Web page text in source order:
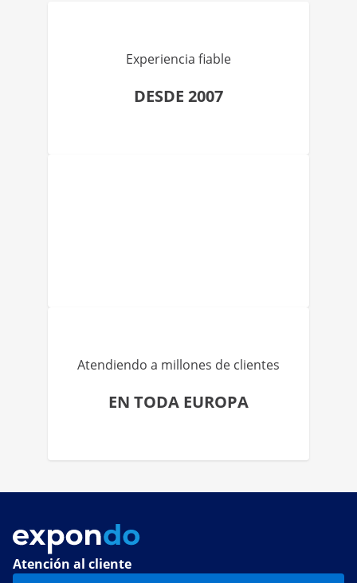
Experiencia fiable
DESDE 2007
Atendiendo a millones de clientes
EN TODA EUROPA
Atención al cliente